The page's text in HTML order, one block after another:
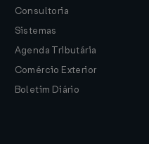
Consultoria
Sistemas
Agenda Tributária
Comércio Exterior
Boletim Diário